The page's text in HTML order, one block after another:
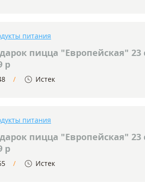
питания
пицца "Европейская" 23
р
Истек
питания
пицца "Европейская" 23
р
Истек